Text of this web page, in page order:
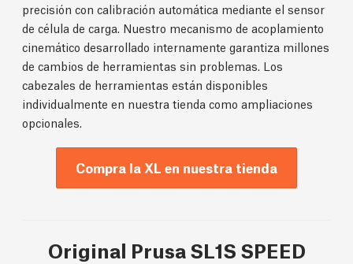
precisión con calibración automática mediante el sensor
de célula de carga. Nuestro mecanismo de acoplamiento
cinemático desarrollado internamente garantiza millones
de cambios de herramientas sin problemas. Los
cabezales de herramientas están disponibles
individualmente en nuestra tienda como ampliaciones
opcionales.
Compra la XL en nuestra tienda
Original Prusa SL1S SPEED